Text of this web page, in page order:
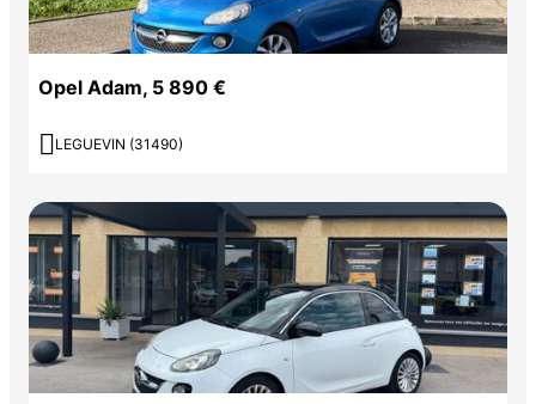
Opel Adam, 5 890 €
 LEGUEVIN (31490)